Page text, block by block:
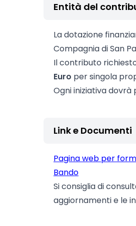
Entità del
La dotazione
Compagnia di San
Il contributo
Euro per singola
Ogni iniziativa
Link e Documenti
Pagina web per
Bando
Si consiglia di
aggiornamenti e le